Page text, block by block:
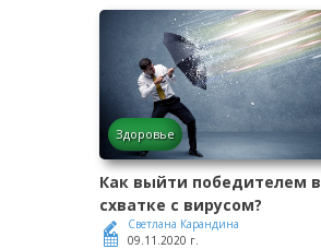
Здоровье
Как выйти победителем в
схватке с вирусом?
Светлана Карандина
09.11.2020 г.